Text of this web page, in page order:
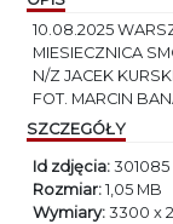
10.08.2025
MIESIECZNICA
N/Z JACEK KURSKI
FOT. MARCIN
SZCZEGÓŁY
Id zdjęcia: 301085
Rozmiar: 1,05 MB
Wymiary: 3300 x